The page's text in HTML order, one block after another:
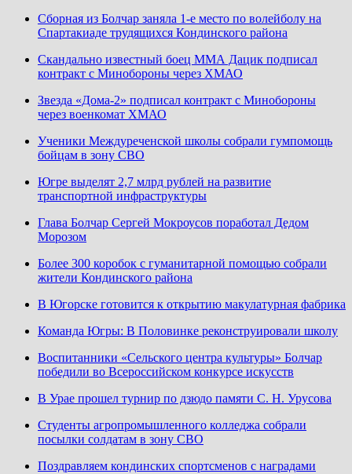
Сборная из Болчар заняла 1-е место по волейболу на
Спартакиаде трудящихся Кондинского района
Скандально известный боец ММА Дацик подписал
контракт с Минобороны через ХМАО
Звезда «Дома-2» подписал контракт с Минобороны
через военкомат ХМАО
Ученики Междуреченской школы собрали гумпомощь
бойцам в зону СВО
Югре выделят 2,7 млрд рублей на развитие
транспортной инфраструктуры
Глава Болчар Сергей Мокроусов поработал Дедом
Морозом
Более 300 коробок с гуманитарной помощью собрали
жители Кондинского района
В Югорске готовится к открытию макулатурная фабрика
Команда Югры: В Половинке реконструировали школу
Воспитанники «Сельского центра культуры» Болчар
победили во Всероссийском конкурсе искусств
В Урае прошел турнир по дзюдо памяти С. Н. Урусова
Студенты агропромышленного колледжа собрали
посылки солдатам в зону СВО
Поздравляем кондинских спортсменов с наградами